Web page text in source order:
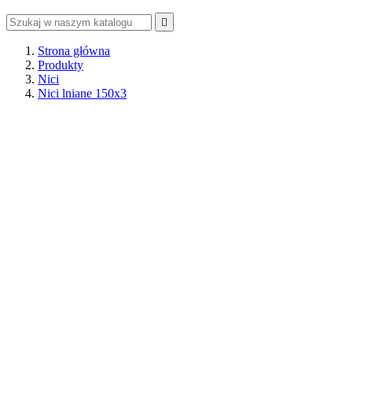

Strona główna
Produkty
Nici
Nici lniane 150x3